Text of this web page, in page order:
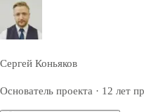
Сергей Коньяков
Основатель проекта · 12 лет